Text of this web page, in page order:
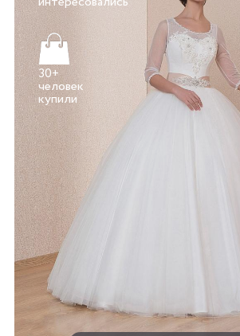
30+
человек